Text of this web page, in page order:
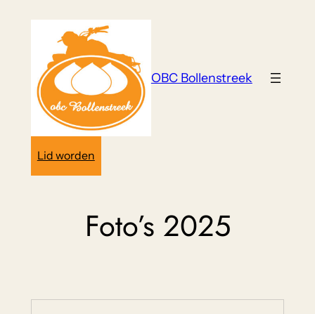
OBC Bollenstreek
Lid worden
Foto’s 2025